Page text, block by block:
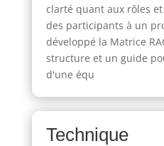
clarté quant aux rôles
des participants à un
développé la Matrice
structure et un guide
d'une équ
Technique